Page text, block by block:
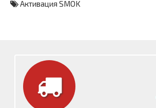
Активация SMOK